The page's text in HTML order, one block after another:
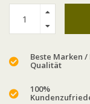
Beste Marken /
Qualität
100%